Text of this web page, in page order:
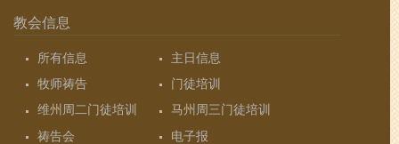
教会信息
所有信息
主日信息
牧师祷告
门徒培训
维州周二门徒培训
马州周三门徒培训
祷告会
电子报